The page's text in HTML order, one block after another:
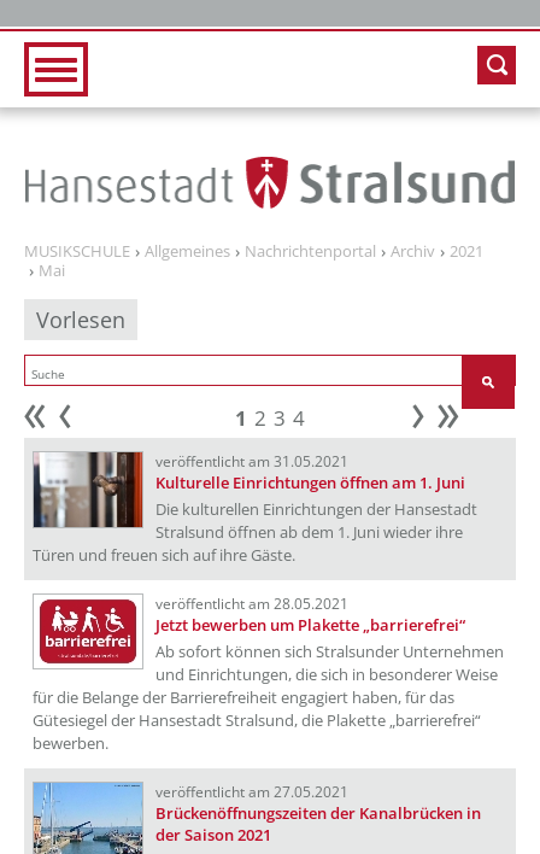
MUSIKSCHULE Allgemeines Nachrichtenportal Archiv
2021
Mai
Vorlesen
Anfang 1 2 3 4 weiter
veröffentlicht am 31.05.2021
Kulturelle Einrichtungen öffnen am 1. Juni
Die kulturellen Einrichtungen der Hansestadt
Stralsund öffnen ab dem 1. Juni wieder ihre
Türen und freuen sich auf ihre Gäste.
veröffentlicht am 28.05.2021
Jetzt bewerben um Plakette „barrierefrei“
Ab sofort können sich Stralsunder Unternehmen
und Einrichtungen, die sich in besonderer Weise
für die Belange der Barrierefreiheit engagiert haben, für das
Gütesiegel der Hansestadt Stralsund, die Plakette „barrierefrei“
bewerben.
veröffentlicht am 27.05.2021
Brückenöffnungszeiten der Kanalbrücken in
der Saison 2021